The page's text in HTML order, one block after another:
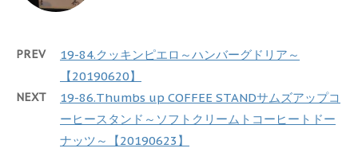
PREV
19-84.クッキンピエロ～ハンバーグドリア～
【20190620】
NEXT
19-86.Thumbs up COFFEE STANDサムズアップコ
ーヒースタンド～ソフトクリームトコーヒートドー
ナッツ～【20190623】